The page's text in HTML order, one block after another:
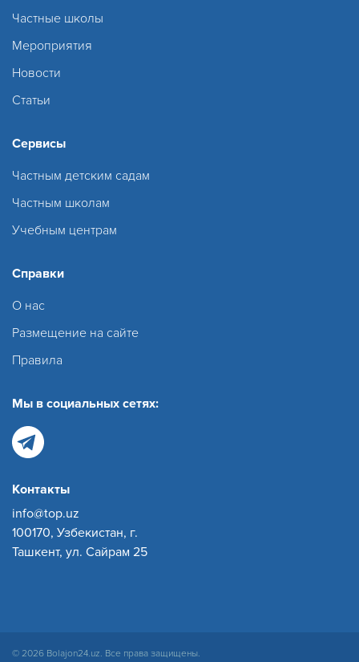
Частные школы
Мероприятия
Новости
Статьи
Сервисы
Частным детским садам
Частным школам
Учебным центрам
Справки
О нас
Размещение на сайте
Правила
Мы в социальных сетях:
Контакты
info@top.uz
100170, Узбекистан, г.
Ташкент, ул. Сайрам 25
© 2026 Bolajon24.uz. Все права защищены.